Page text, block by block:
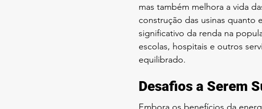
mas também melhora a vida
construção das usinas quanto
significativo da renda na
escolas, hospitais e outros
equilibrado.
Desafios a Serem